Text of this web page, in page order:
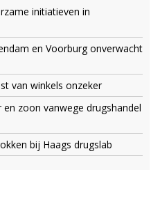
initiatieven in
en Voorburg onverwacht
van winkels onzeker
zoon vanwege drugshandel
bij Haags drugslab